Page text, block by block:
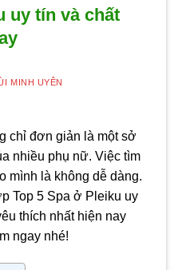
uy tín và chất
MINH UYÊN
chỉ đơn giản là một sở
nhiều phụ nữ. Việc tìm
mình là không dễ dàng.
Top 5 Spa ở Pleiku uy
thích nhất hiện nay
ngay nhé!